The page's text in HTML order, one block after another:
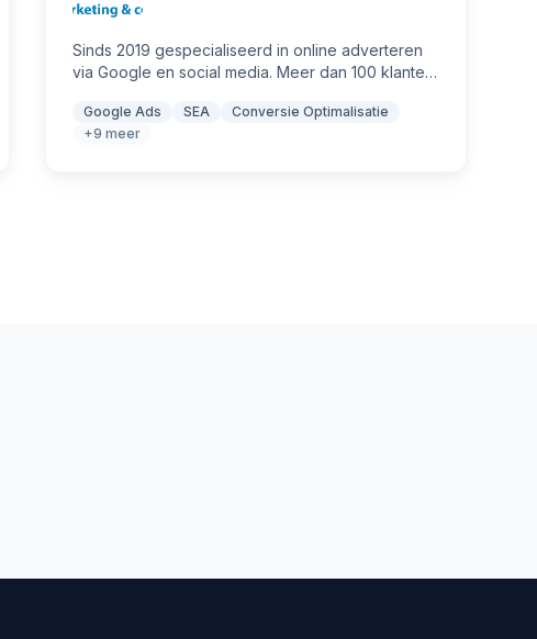
Sinds 2019 gespecialiseerd in online adverteren
via Google en social media. Meer dan 100 klanten
bekend om resultaatgerichte campagnes met
uitstekende beoordelingen.
Google Ads SEA
Conversie Optimalisatie
+9 meer